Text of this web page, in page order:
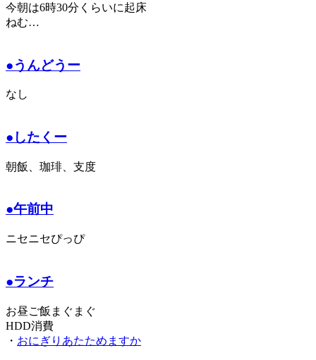
今朝は6時30分くらいに起床
ねむ…
●うんどうー
なし
●したくー
朝飯、珈琲、支度
●午前中
ニセニセぴっぴ
●ランチ
お昼ご飯まぐまぐ
HDD消費
・ おにぎりあたためますか